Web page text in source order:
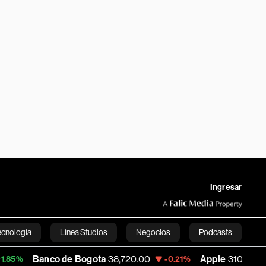
Ingresar
Línea Studios Negocios Podcasts
English
de Bogota 38,720.00 -0.21% Apple 310.94 +0.55%